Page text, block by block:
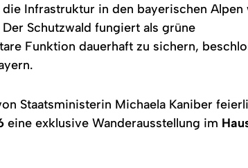
Infrastruktur in den bayerischen Alpen
Schutzwald fungiert als grüne
Funktion dauerhaft zu sichern,
Staatsministerin Michaela Kaniber
eine exklusive Wanderausstellung im